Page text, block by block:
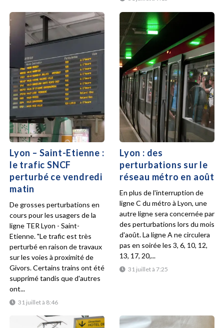
Lyon – Saint-Etienne :
le trafic SNCF
perturbé ce vendredi
matin
31 juillet à 8:46
De grosses perturbations en
cours pour les usagers de la
ligne TER Lyon - Saint-
Etienne. "Le trafic est très
perturbé en raison de travaux
sur les voies à proximité de
Givors. Certains trains ont été
supprimé tandis que d'autres
ont...
Lyon : des
perturbations sur le
réseau métro en août
31 juillet à 7:25
En plus de l'interruption de
ligne C du métro à Lyon, une
autre ligne sera concernée par
des perturbations lors du mois
d'août. La ligne A ne circulera
pas en soirée les 3, 6, 10, 12,
13, 17, 20,...